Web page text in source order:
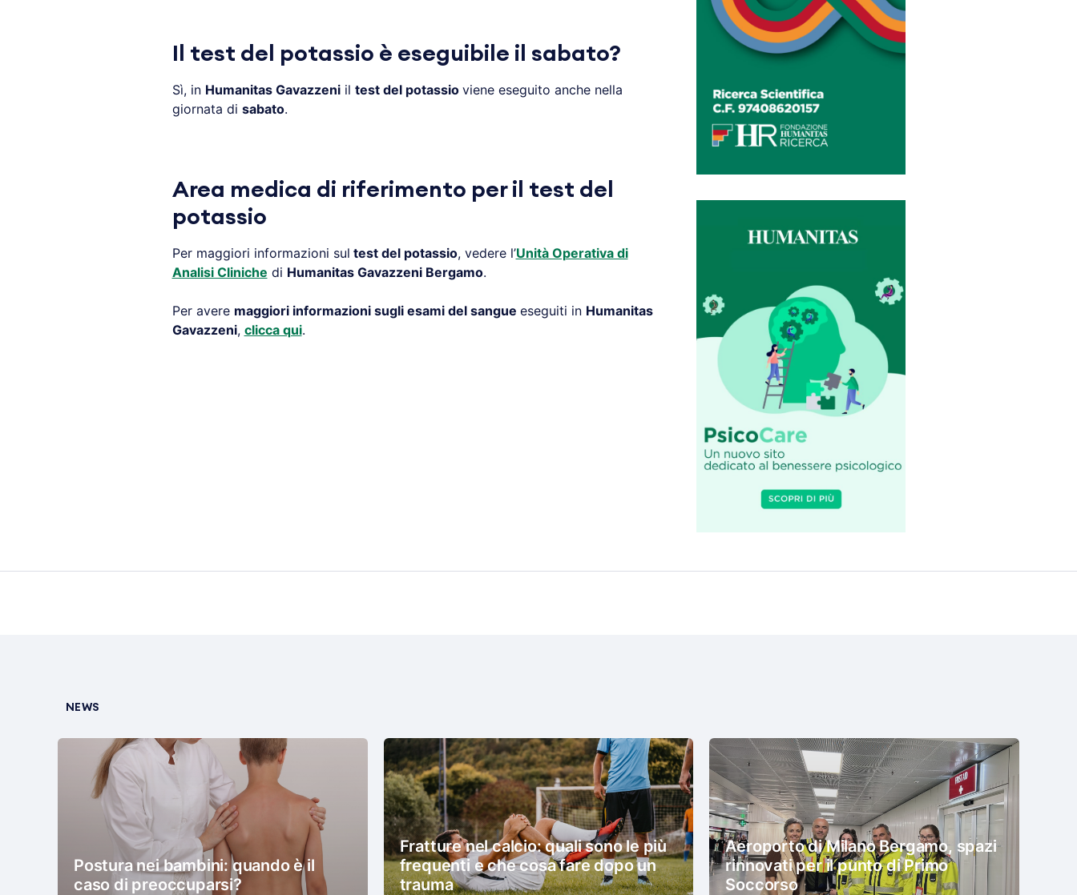
Il test del potassio è eseguibile il sabato?
Sì, in Humanitas Gavazzeniil test del potassio viene eseguito anche nella
giornata di sabato.
Area medica di riferimento per il test del
potassio
Per maggiori informazioni sul test del potassio, vedere l’Unità Operativa di
Analisi Cliniche di Humanitas Gavazzeni Bergamo.
Per avere maggiori informazioni sugli esami del sangue eseguiti in Humanitas
Gavazzeni, clicca qui.
NEWS
Postura nei bambini: quando è il
caso di preoccuparsi?
Fratture nel calcio: quali sono le più
frequenti e che cosa fare dopo un
trauma
Aeroporto di Milano Bergamo, spazi
rinnovati per il punto di Primo
Soccorso